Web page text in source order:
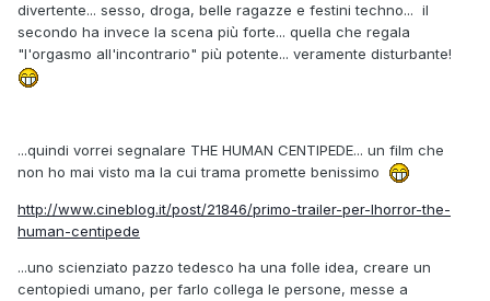
divertente... sesso, droga, belle ragazze e festini techno... il
secondo ha invece la scena più forte... quella che regala
"l'orgasmo all'incontrario" più potente... veramente disturbante!
...quindi vorrei segnalare THE HUMAN CENTIPEDE... un film che
non ho mai visto ma la cui trama promette benissimo
http://www.cineblog.it/post/21846/primo-trailer-per-lhorror-the-
human-centipede
...uno scienziato pazzo tedesco ha una folle idea, creare un
centopiedi umano, per farlo collega le persone, messe a